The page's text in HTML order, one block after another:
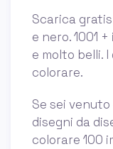
Scarica
e nero. 1001
e molto belli.
colorare.
Se sei
disegni da
colorare 100